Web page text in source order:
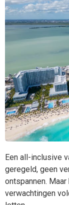
Een all-inclusive
geregeld, geen
ontspannen.
verwachtingen